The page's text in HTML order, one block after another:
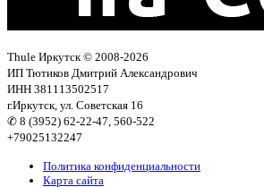
Thule Иркутск © 2008-2026
ИП Тютиков Дмитрий Александрович
ИНН 381113502517
г.Иркутск, ул. Советская 16
✆ 8 (3952) 62-22-47, 560-522
+79025132247
Политика конфиденциальности
Карта сайта